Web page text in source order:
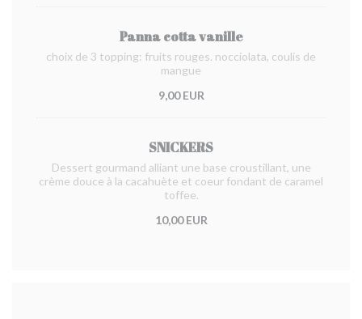
Panna cotta vanille
choix de 3 topping: fruits rouges. nocciolata, coulis de
mangue
9,00 EUR
SNICKERS
Dessert gourmand alliant une base croustillant, une
crème douce à la cacahuète et coeur fondant de caramel
toffee.
10,00 EUR